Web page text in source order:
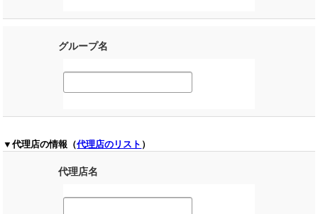
グループ名
▼代理店の情報（代理店のリスト ）
代理店名